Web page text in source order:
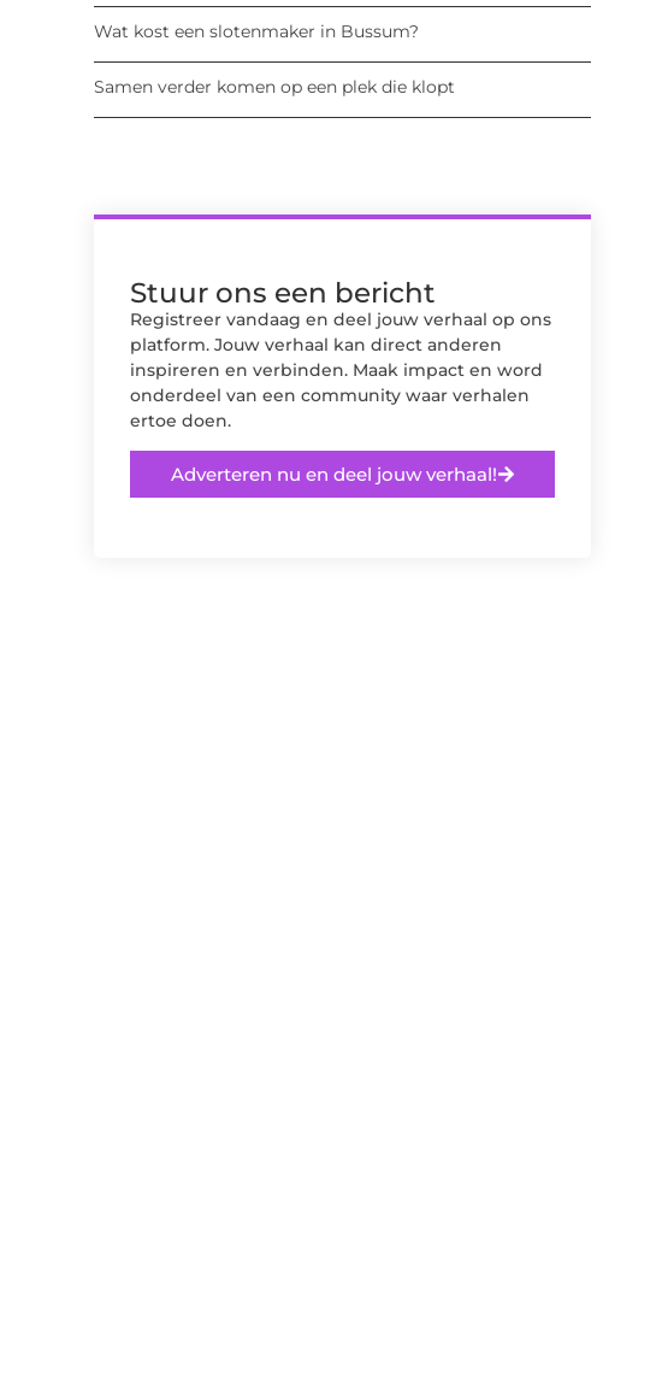
Wat kost een slotenmaker in Bussum?
Samen verder komen op een plek die klopt
Stuur ons een bericht
Registreer vandaag en deel jouw verhaal op ons
platform. Jouw verhaal kan direct anderen
inspireren en verbinden. Maak impact en word
onderdeel van een community waar verhalen
ertoe doen.
Adverteren nu en deel jouw verhaal!